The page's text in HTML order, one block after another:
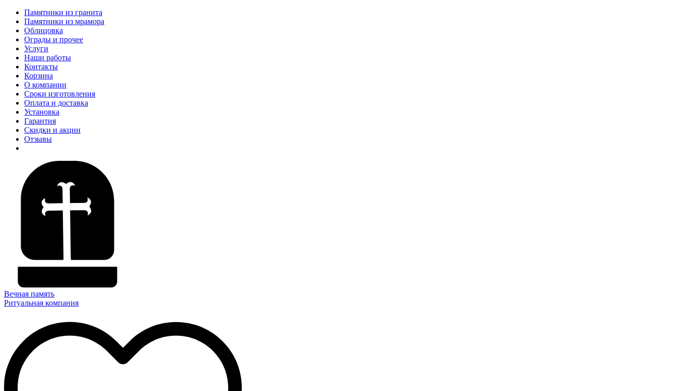
Памятники из гранита
Памятники из мрамора
Облицовка
Ограды и прочее
Услуги
Наши работы
Контакты
Корзина
О компании
Сроки изготовления
Оплата и доставка
Установка
Гарантия
Скидки и акции
Отзывы
Вечная память
Ритуальная компания